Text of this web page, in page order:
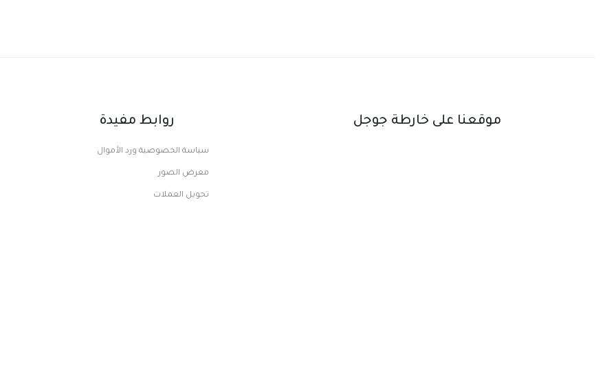
موقعنا على خارطة جوجل روابط مفيدة
سياسة الخصوصية ورد الأموال
معرض الصور
تحويل العملات